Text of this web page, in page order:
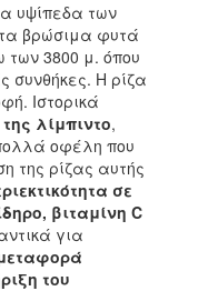
υψίπεδα των
βρώσιμα φυτά
των 3800 μ. όπου
συνθήκες. Η ρίζα
Ιστορικά
λίμπιντο,
οφέλη που
της ρίζας αυτής
σε
βιταμίνη C
για
του